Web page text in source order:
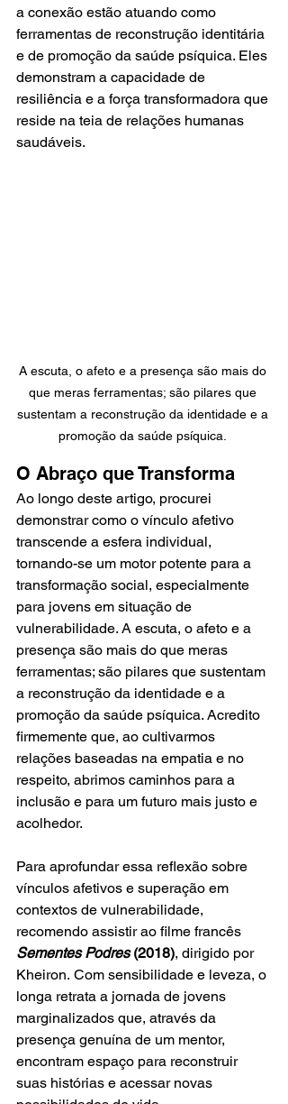
a conexão estão atuando como
ferramentas de reconstrução identitária
e de promoção da saúde psíquica. Eles
demonstram a capacidade de
resiliência e a força transformadora que
reside na teia de relações humanas
saudáveis.
A escuta, o afeto e a presença são mais do
que meras ferramentas; são pilares que
sustentam a reconstrução da identidade e a
promoção da saúde psíquica.
O Abraço que Transforma
Ao longo deste artigo, procurei
demonstrar como o vínculo afetivo
transcende a esfera individual,
tornando-se um motor potente para a
transformação social, especialmente
para jovens em situação de
vulnerabilidade. A escuta, o afeto e a
presença são mais do que meras
ferramentas; são pilares que sustentam
a reconstrução da identidade e a
promoção da saúde psíquica. Acredito
firmemente que, ao cultivarmos
relações baseadas na empatia e no
respeito, abrimos caminhos para a
inclusão e para um futuro mais justo e
acolhedor.
Para aprofundar essa reflexão sobre
vínculos afetivos e superação em
contextos de vulnerabilidade,
recomendo assistir ao filme francês
Sementes Podres (2018), dirigido por
Kheiron. Com sensibilidade e leveza, o
longa retrata a jornada de jovens
marginalizados que, através da
presença genuína de um mentor,
encontram espaço para reconstruir
suas histórias e acessar novas